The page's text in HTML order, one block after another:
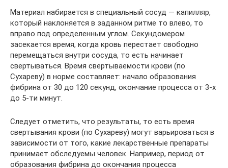
Материал набирается в специальный сосуд — капилляр,
который наклоняется в заданном ритме то влево, то
вправо под определенным углом. Секундомером
засекается время, когда кровь перестает свободно
перемещаться внутри сосуда, то есть начинает
свертываться. Время свертываемости крови (по
Сухареву) в норме составляет: начало образования
фибрина от 30 до 120 секунд, окончание процесса от 3-х
до 5-ти минут.
Следует отметить, что результаты, то есть время
свертывания крови (по Сухареву) могут варьироваться в
зависимости от того, какие лекарственные препараты
принимает обследуемы человек. Например, период от
образования фибрина до окончания процесса